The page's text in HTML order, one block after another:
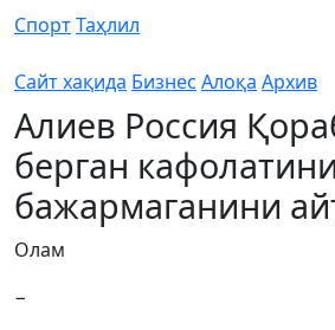
СпортТаҳлил
Сайт хақида Бизнес Алоқа Архив
Алиев Россия
берган кафолатини
бажармаганини
Олам
−